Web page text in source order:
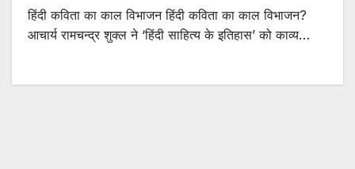
हिंदी कविता का काल विभाजन हिंदी कविता का काल विभाजन?
आचार्य रामचन्द्र शुक्ल ने ‘हिंदी साहित्य के इतिहास’ को काव्य…